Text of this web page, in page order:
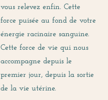
vous relevez enfin. Cette
force puisée au fond de votre
énergie racinaire sanguine.
Cette force de vie qui nous
accompagne depuis le
premier jour, depuis la sortie
de la vie utérine.